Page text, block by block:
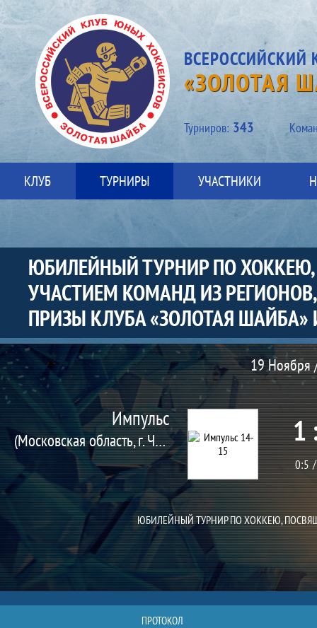
«ЗОЛОТАЯ
Турниров: 343
КЛУБ ТУРНИРЫ УЧАСТНИКИ
ЮБИЛЕЙНЫЙ ТУРНИР ПО
УЧАСТИЕМ КОМАНД ИЗ
ПРИЗЫ КЛУБА «ЗОЛОТАЯ ШАЙБА»
Матч
19 Ноября
Импульс
(Московская область, г. Черноголовка) 1
0:5
ЮБИЛЕЙНЫЙ ТУРНИР ПО ХОККЕЮ,
ПРОТОКОЛ